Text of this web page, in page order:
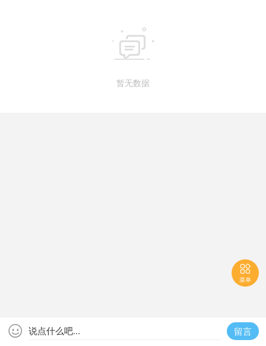

暂无数据
 说点什么吧... 留言

菜单